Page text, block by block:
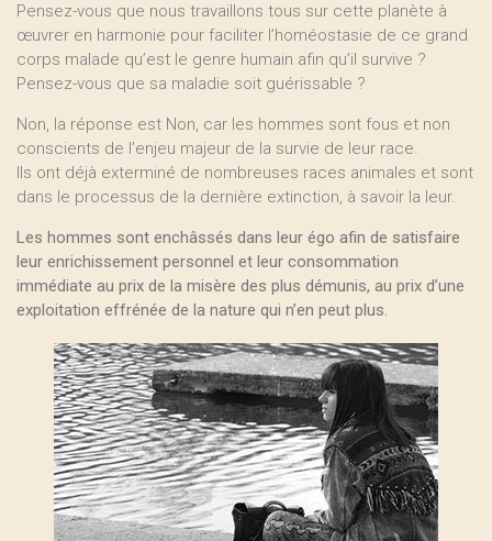
Pensez-vous que nous travaillons tous sur cette planète à
œuvrer en harmonie pour faciliter l’homéostasie de ce grand
corps malade qu’est le genre humain afin qu’il survive ?
Pensez-vous que sa maladie soit guérissable ?
Non, la réponse est Non, car les hommes sont fous et non
conscients de l’enjeu majeur de la survie de leur race.
Ils ont déjà exterminé de nombreuses races animales et sont
dans le processus de la dernière extinction, à savoir la leur.
Les hommes sont enchâssés dans leur égo afin de satisfaire
leur enrichissement personnel et leur consommation
immédiate au prix de la misère des plus démunis, au prix d’une
exploitation effrénée de la nature qui n’en peut plus.